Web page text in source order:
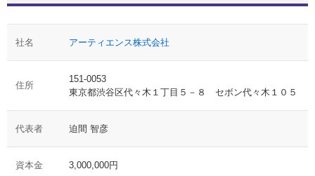
社名 アーティエンス株式会社
住所
151-0053
東京都渋谷区代々木１丁目５－８ セボン代々木１０５
代表者 迫間 智彦
資本金 3,000,000円